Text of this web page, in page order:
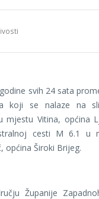
svih 24 sata
koji se nalaze na
mjestu Vitina, općina
cesti M 6.1 u
općina Široki Brijeg.
Županije